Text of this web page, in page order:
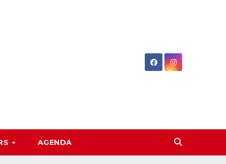
AGENDA